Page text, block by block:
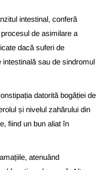
intestinal, conferă
de asimilare a
dacă suferi de
sau de sindromul
datorită bogăției de
și nivelul zahărului din
fiind un bun aliat în
atenuând